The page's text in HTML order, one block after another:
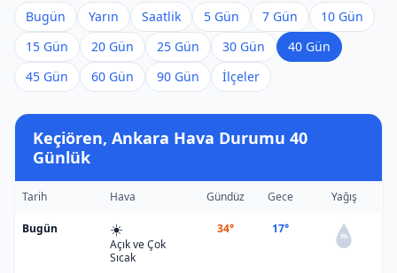
Bugün Yarın Saatlik 5 Gün 7 Gün
10 Gün
15 Gün
20 Gün 25 Gün 30 Gün
40 Gün
45 Gün
60 Gün 90 Gün İlçeler
Keçiören, Ankara Hava Durumu 40
Günlük
Tarih Hava Gündüz Gece Yağış
Bugün ☀️
Açık ve Çok
Sıcak
34° 17°
0%